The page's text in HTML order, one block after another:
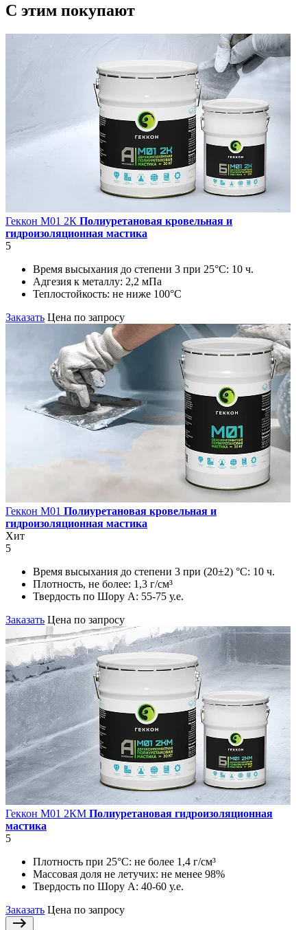
C этим покупают
Геккон М01 2К Полиуретановая кровельная и
гидроизоляционная мастика
5
Время высыхания до степени 3 при 25°С: 10 ч.
Адгезия к металлу: 2,2 мПа
Теплостойкость: не ниже 100°С
Заказать Цена по запросу
Геккон М01 Полиуретановая кровельная и
гидроизоляционная мастика
Хит
5
Время высыхания до степени 3 при (20±2) °С: 10 ч.
Плотность, не более: 1,3 г/см³
Твердость по Шору А: 55-75 у.е.
Заказать Цена по запросу
Геккон М01 2КМ Полиуретановая гидроизоляционная
мастика
5
Плотность при 25°С: не более 1,4 г/см³
Массовая доля не летучих: не менее 98%
Твердость по Шору А: 40-60 у.е.
Заказать Цена по запросу